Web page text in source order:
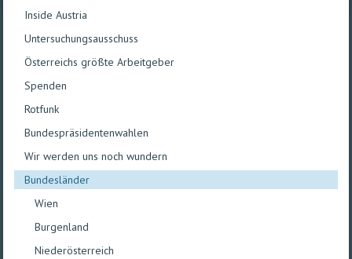
Inside Austria
Untersuchungsausschuss
Österreichs größte Arbeitgeber
Spenden
Rotfunk
Bundespräsidentenwahlen
Wir werden uns noch wundern
Bundesländer
Wien
Burgenland
Niederösterreich